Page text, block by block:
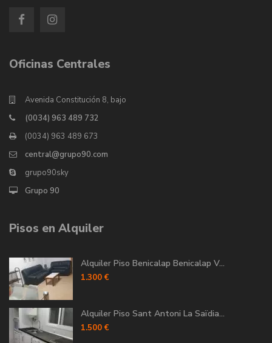
Oficinas Centrales
Avenida Constitución 8, bajo
(0034) 963 489 732
(0034) 963 489 673
central@grupo90.com
grupo90sky
Grupo 90
Pisos en Alquiler
Alquiler Piso Benicalap Benicalap V...
1.300 €
Alquiler Piso Sant Antoni La Saïdia...
1.500 €